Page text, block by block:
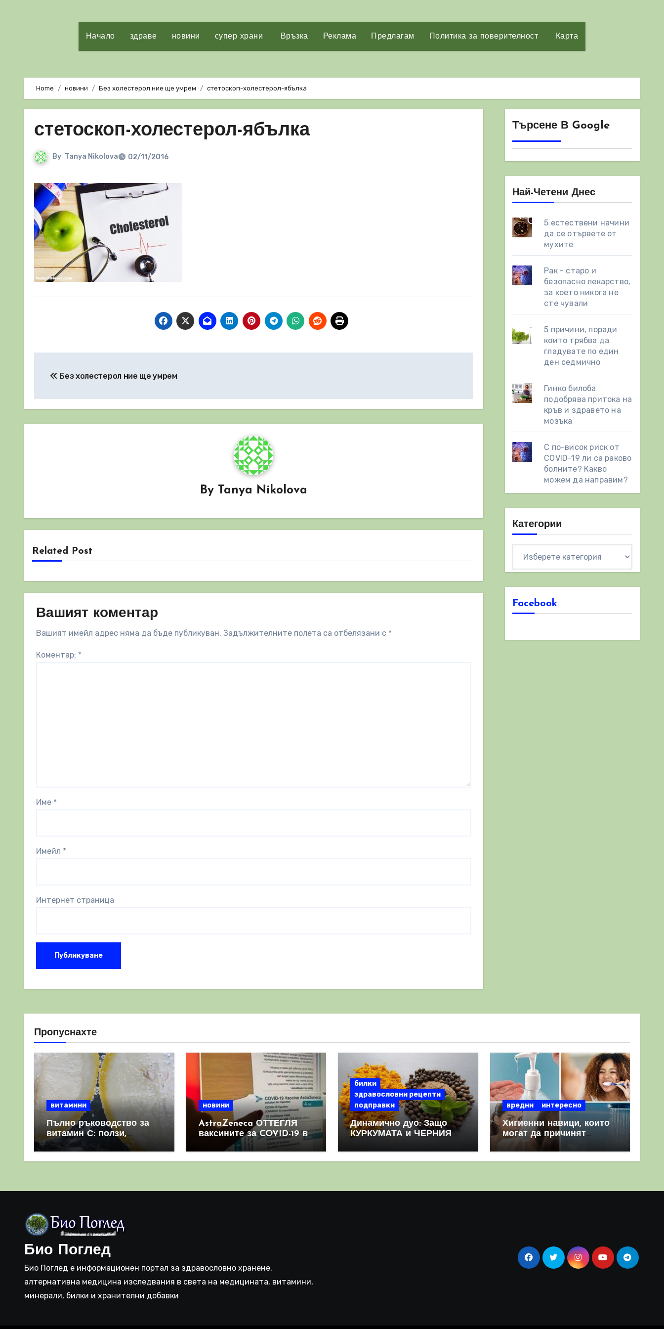
Начало здраве новини супер храни Връзка Реклама Предлагам Политика за поверителност Карта
Home новини Без холестерол ние ще умрем стетоскоп-холестерол-ябълка
стетоскоп-холестерол-ябълка
By Tanya Nikolova 02/11/2016
Без холестерол ние ще умрем
By Tanya Nikolova
Related Post
Вашият коментар
Вашият имейл адрес няма да бъде публикуван. Задължителните полета са отбелязани с *
Коментар: *
Име *
Имейл *
Интернет страница
Търсене В Google
Най-Четени Днес
5 естествени начини
да се отървете от
мухите
Рак - старо и
безопасно лекарство,
за което никога не
сте чували
5 причини, поради
които трябва да
гладувате по един
ден седмично
Гинко билоба
подобрява притока на
кръв и здравето на
мозъка
С по-висок риск от
COVID-19 ли са раково
болните? Какво
можем да направим?
Категории
Facebook
Пропуснахте
витамини
Пълно ръководство за
витамин С: ползи,
източници и защо е
важен за имунната
новини
AstraZeneca ОТТЕГЛЯ
ваксините за COVID-19 в
световен мащаб, след
като призна, че те
билки
здравословни рецепти
подправки
Динамично дуо: Защо
КУРКУМАТА и ЧЕРНИЯ
комбинация
вредни интересно
Хигиенни навици, които
могат да причинят
повече вреда, отколкото
полза
Био Поглед
Био Поглед е информационен портал за здравословно хранене,
алтернативна медицина изследвания в света на медицината, витамини,
минерали, билки и хранителни добавки